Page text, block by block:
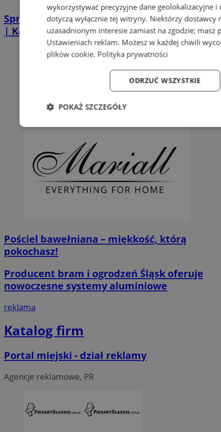
Sprzątanie po zgonie w Piekarach Śląskich
| Kastelnik
Pościel bawełniana – miękkość, którą
pokochasz!
Producent bram i ogrodzeń Śląsk oferuje
nowoczesne systemy aluminiowe
reklama
Katalog firm
Portal miejski - dział reklamy
Agencje reklamowe, PR
wykorzystywać precyzyjne dane geolokalizacyjne
dotyczą wyłącznie tej witryny. Niektórzy dostawcy
uzasadnionym interesie zamiast na zgodzie; masz
Ustawieniach reklam. Możesz w każdej chwili
plików cookie. Polityka prywatności
ODRZUĆ WSZYSTKIE
POKAŻ SZCZEGÓŁY
Niezbędne Wydajność Targetowanie
Nazwa
SessID
piekaryslaskie.com.pl
QeSessID piekaryslaskie.com.pl
VISITOR_PRIVACY_METADATA